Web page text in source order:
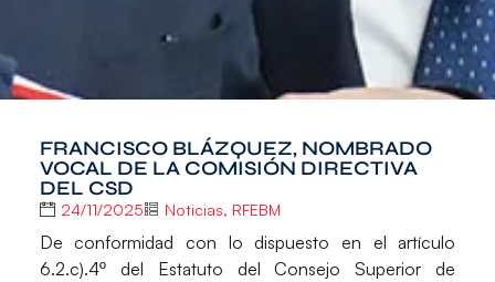
FRANCISCO BLÁZQUEZ, NOMBRADO
VOCAL DE LA COMISIÓN DIRECTIVA
DEL CSD
24/11/2025 Noticias, RFEBM
De conformidad con lo dispuesto en el artículo
6.2.c).4º del Estatuto del Consejo Superior de